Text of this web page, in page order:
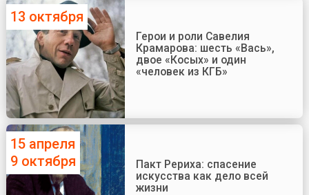
13 октября
Герои и роли Савелия
Крамарова: шесть «Вась»,
двое «Косых» и один
«человек из КГБ»
15 апреля
9 октября
Пакт Рериха: спасение
искусства как дело всей
жизни